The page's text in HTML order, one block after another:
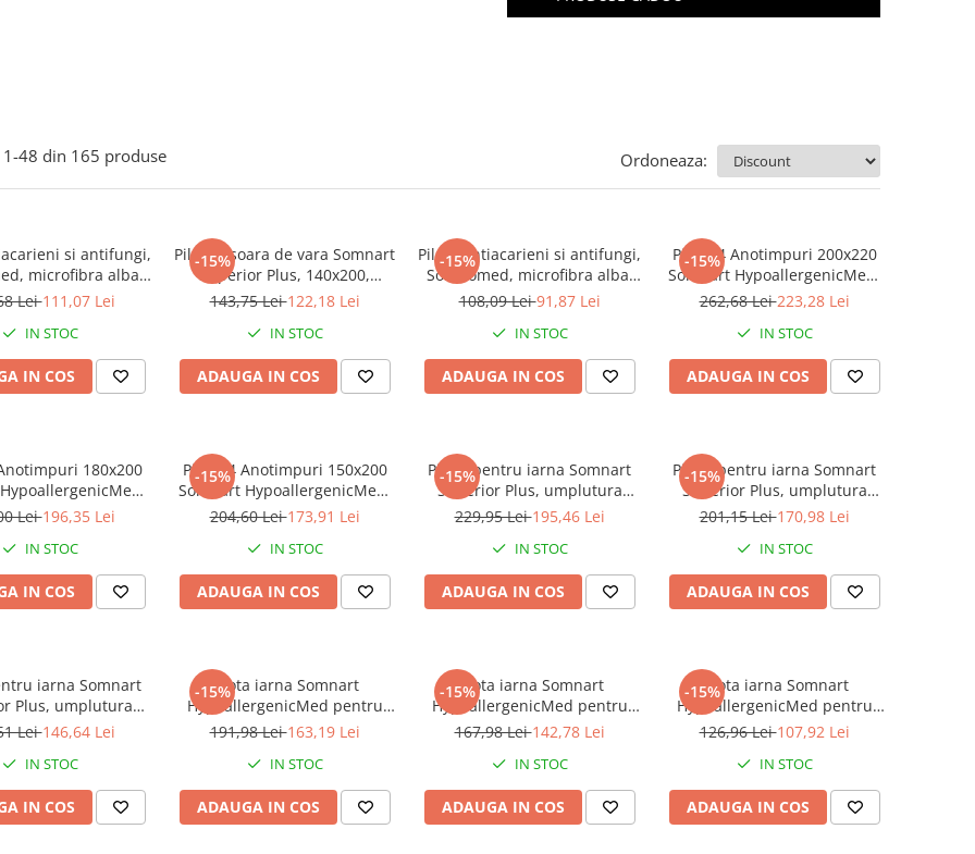
1-48 din 165 produse Ordoneaza:
si antifungi,
microfibra alba,
umplutura de
Lei111,07 Lei
IN STOC
IN COS
-15%
Pilota Usoara de vara Somnart
Superior Plus, 140x200,
tesatura bumbac, umplutura
143,75 Lei122,18 Lei
IN STOC
ADAUGA IN COS
-15%
Pilota antiacarieni si antifungi,
Somnomed, microfibra alba,
180x200, umplutura de vara,
108,09 Lei91,87 Lei
IN STOC
ADAUGA IN COS
-15%
Pilota 4 Anotimpuri 200x220
Somnart HypoallergenicMed,
medicinala si hipoalergenica,
grade, izolatie termica
262,68 Lei223,28 Lei
IN STOC
ADAUGA IN COS
180x200
si hipoalergenica,
izolatie termica
Lei196,35 Lei
IN STOC
IN COS
-15%
Pilota 4 Anotimpuri 150x200
Somnart HypoallergenicMed,
medicinala si hipoalergenica,
grade, izolatie termica
204,60 Lei173,91 Lei
IN STOC
ADAUGA IN COS
-15%
Pilota pentru iarna Somnart
Superior Plus, umplutura
calduroasa 400 gsm, 200x220
229,95 Lei195,46 Lei
IN STOC
ADAUGA IN COS
-15%
Pilota pentru iarna Somnart
Superior Plus, umplutura
calduroasa 400 gsm, 180x200
201,15 Lei170,98 Lei
IN STOC
ADAUGA IN COS
iarna Somnart
Plus, umplutura
400 gsm, 150x200
Lei146,64 Lei
IN STOC
IN COS
-15%
Pilota iarna Somnart
HypoallergenicMed pentru
anotimp rece, 200x220
191,98 Lei163,19 Lei
IN STOC
ADAUGA IN COS
-15%
Pilota iarna Somnart
HypoallergenicMed pentru
anotimp rece, 180x200
167,98 Lei142,78 Lei
IN STOC
ADAUGA IN COS
-15%
Pilota iarna Somnart
HypoallergenicMed pentru
anotimp rece, 150x210
126,96 Lei107,92 Lei
IN STOC
ADAUGA IN COS